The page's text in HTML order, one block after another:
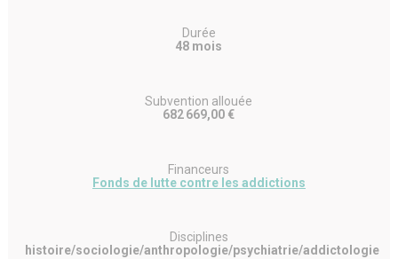
Durée
48 mois
Subvention allouée
682 669,00 €
Financeurs
Fonds de lutte contre les addictions
Disciplines
histoire/sociologie/anthropologie/psychiatrie/addictologie